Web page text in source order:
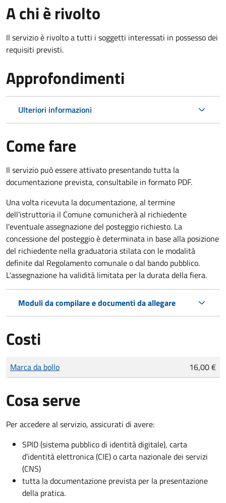
A chi è rivolto
Il servizio è rivolto a tutti i soggetti interessati in possesso dei
requisiti previsti.
Approfondimenti
Ulteriori informazioni
Come fare
Il servizio può essere attivato presentando tutta la
documentazione prevista, consultabile in formato PDF.
Una volta ricevuta la documentazione, al termine
dell'istruttoria il Comune comunicherà al richiedente
l'eventuale assegnazione del posteggio richiesto. La
concessione del posteggio è determinata in base alla posizione
del richiedente nella graduatoria stilata con le modalità
definite dal Regolamento comunale o dal bando pubblico.
L'assegnazione ha validità limitata per la durata della fiera.
Moduli da compilare e documenti da allegare
Costi
Tipo di pagamento
Importo
Marca da bollo 16,00 €
Cosa serve
Per accedere al servizio, assicurati di avere:
SPID (sistema pubblico di identità digitale), carta
d’identità elettronica (CIE) o carta nazionale dei servizi
(CNS)
tutta la documentazione prevista per la presentazione
della pratica.